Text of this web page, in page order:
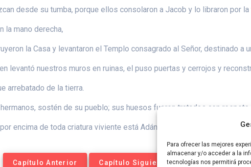
Para ofrecer las mejores
almacenar y/o acceder a la
tecnologías nos permitirá
desde su tumba, porque ellos consolaron a Jacob y lo libraron por
la mano derecha,
la Casa y levantaron el Templo consagrado al Señor, destinado a
levantó nuestros muros en ruinas, el puso puertas y cerrojos y
arrebatado de la tierra.
sostén de su pueblo; sus huesos fueron tratados con respeto.
encima de toda criatura viviente está Adán.
Capítulo Anterior Capítulo Siguiente